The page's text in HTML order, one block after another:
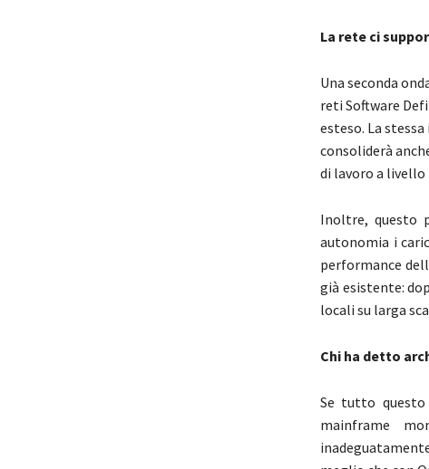
La rete ci
Una seconda
reti Software
esteso. La
consoliderà
di lavoro a
Inoltre, questo
autonomia i
performance
già esistente:
locali su larga
Chi ha detto
Se tutto
mainframe